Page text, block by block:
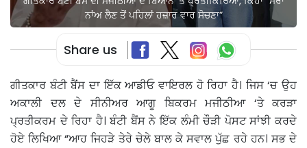
ਨਾਂਅ ਲੈਣ ਤੋਂ ਪਹਿਲਾਂ ਹਜ਼ਾਰ ਵਾਰ ਸੋਚਣਾ”
Share us
ਗੀਤਕਾਰ ਬੰਟੀ ਬੈਂਸ ਦਾ ਇੱਕ ਆਡੀਓ ਵਾਇਰਲ ਹੋ ਰਿਹਾ ਹੈ। ਜਿਸ ‘ਚ ਉਹ
ਅਕਾਲੀ ਦਲ ਦੇ ਸੀਨੀਅਰ ਆਗੂ ਬਿਕਰਮ ਮਜੀਠੀਆ ‘ਤੇ ਕਰੜਾ
ਪ੍ਰਤੀਕਰਮ ਦੇ ਰਿਹਾ ਹੈ। ਬੰਟੀ ਬੈਂਸ ਨੇ ਇੱਕ ਲੰਮੀ ਚੌੜੀ ਪੋਸਟ ਸਾਂਝੀ ਕਰਦੇ
ਹੋਏ ਲਿਖਿਆ “ਆਹ ਜਿਹੜੇ ਤੇਰੇ ਚੇਲੇ ਬਾਲ ਕੇ ਸਵਾਲ ਪੁੱਛ ਰਹੇ ਹਨ। ਸਭ ਦੇ